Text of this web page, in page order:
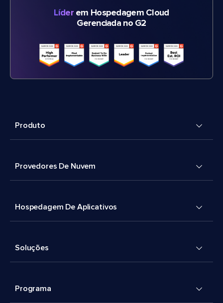
Líderem Hospedagem Cloud
Gerenciada no G2
Produto
Provedores De Nuvem
Hospedagem De Aplicativos
Soluções
Programa